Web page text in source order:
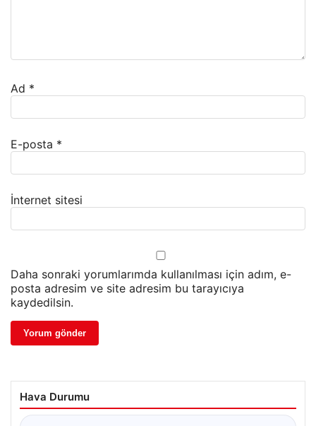
Ad *
E-posta *
İnternet sitesi
Daha sonraki yorumlarımda kullanılması için adım, e-
posta adresim ve site adresim bu tarayıcıya
kaydedilsin.
Hava Durumu